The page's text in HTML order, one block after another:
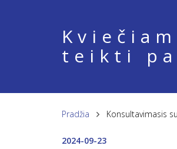
teikti
Pradžia Konsultavimasis
2024-09-23